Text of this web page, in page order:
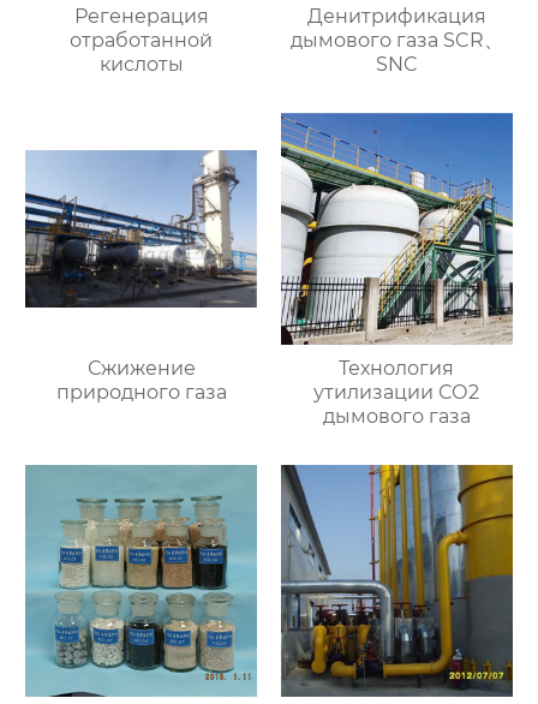
Регенерация
отработанной
кислоты
Денитрификация
дымового газа SCR、
SNC
Сжижение
природного газа
Технология
утилизации СО2
дымового газа